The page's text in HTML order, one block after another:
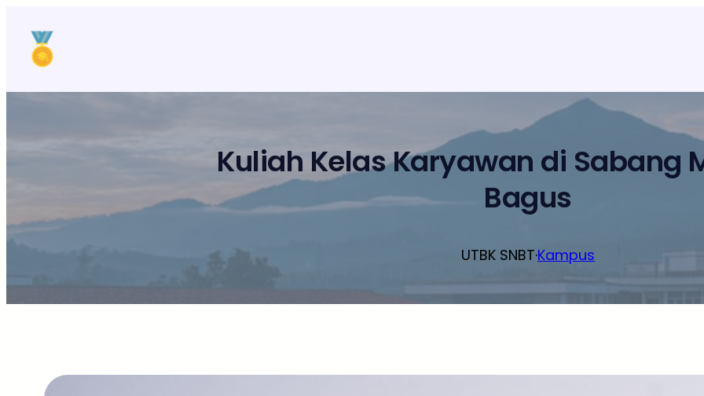
konten
Kuliah Kelas Karyawan di Sabang
Bagus
UTBK SNBT·Kampus